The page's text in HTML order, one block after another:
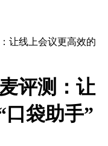
让线上会议更高效的
评测：让
袋助手”